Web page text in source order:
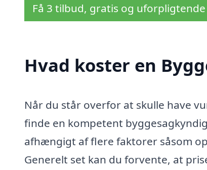
Få 3 tilbud, gratis og uforpligtende
Hvad koster en
Når du står overfor at skulle have
finde en kompetent
afhængigt af flere faktorer såsom
Generelt set kan du forvente, at